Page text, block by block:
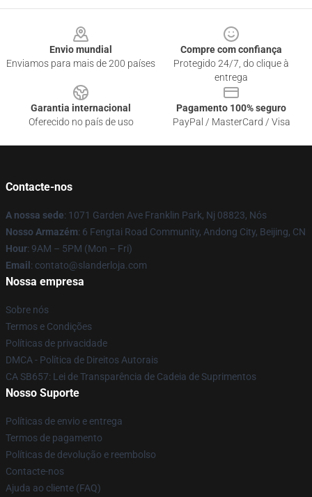
Envio mundial
Enviamos para mais de 200 países
Compre com confiança
Protegido 24/7, do clique à
entrega
Garantia internacional
Oferecido no país de uso
Pagamento 100% seguro
PayPal / MasterCard / Visa
Contacte-nos
A nossa sede: 1071 Garden Ave Franklin Park, Nj 08823, Nós
Nosso Armazém: 6 Fengtai Road Community, Andong City, Beijing, CN
Hour: 9AM – 5PM (Mon – Fri)
Email : contato@slanderloja.com
Nossa empresa
Sobre nós
Termos e Condições
Políticas de privacidade
DMCA - Política de Direitos Autorais
CA SB657: Lei de Transparência de Cadeia de Suprimentos
Nosso Suporte
Políticas de envio e entrega
Termos de pagamento
Políticas de devolução e reembolso
Contacte-nos
Ajuda ao cliente (FAQ)